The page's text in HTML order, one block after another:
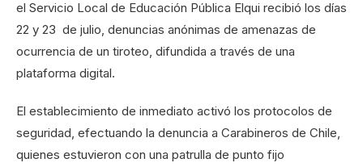
el Servicio Local de Educación Pública Elqui recibió los días
22 y 23 de julio, denuncias anónimas de amenazas de
ocurrencia de un tiroteo, difundida a través de una
plataforma digital.
El establecimiento de inmediato activó los protocolos de
seguridad, efectuando la denuncia a Carabineros de Chile,
quienes estuvieron con una patrulla de punto fijo